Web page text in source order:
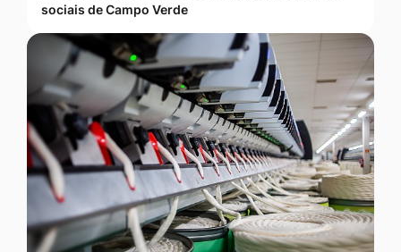
sociais de Campo Verde